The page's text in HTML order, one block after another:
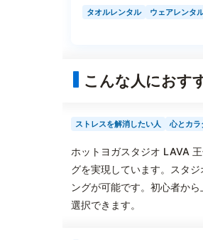
タオルレンタル ウェアレンタ
こんな人におす
ストレスを解消したい人 心とカラ
ホットヨガスタジオ LAVA
グを実現しています。スタ
ングが可能です。初心者か
選択できます。